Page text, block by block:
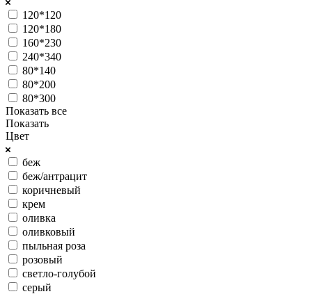
120*120
120*180
160*230
240*340
80*140
80*200
80*300
Показать все
Показать
Цвет
беж
беж/антрацит
коричневый
крем
оливка
оливковый
пыльная роза
розовый
светло-голубой
серый